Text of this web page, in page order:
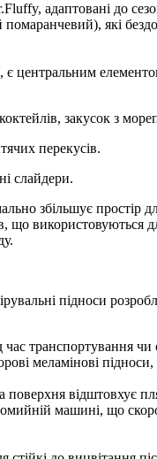
адаптовані до
які
закусок з
перекусів.
слайдери.
збільшує простір
використовуються
підноси
час транспортування
меламінові підноси,
відштовхує
машині, що